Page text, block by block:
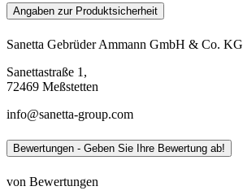
Angaben zur Produktsicherheit
Sanetta Gebrüder Ammann GmbH & Co. KG
Sanettastraße 1,
72469 Meßstetten
info@sanetta-group.com
Bewertungen - Geben Sie Ihre Bewertung ab!
von Bewertungen